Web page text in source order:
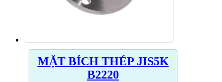
MẶT BÍCH THÉP JIS5K
B2220